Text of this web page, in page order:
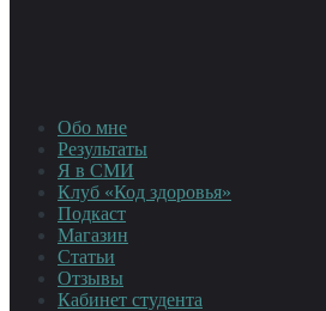
Обо мне
Результаты
Я в СМИ
Клуб «Код здоровья»
Подкаст
Магазин
Статьи
Отзывы
Кабинет студента